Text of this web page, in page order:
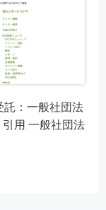
託：一般社団法
用 一般社団法